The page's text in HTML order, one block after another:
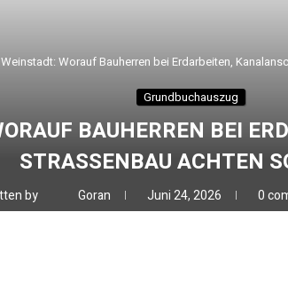
Worauf Bauherren bei Erdarbeiten,
Grundbuchauszug
BAUHERREN BEI
STRASSENBAU ACHTEN
by Goran Juni 24, 2026 0